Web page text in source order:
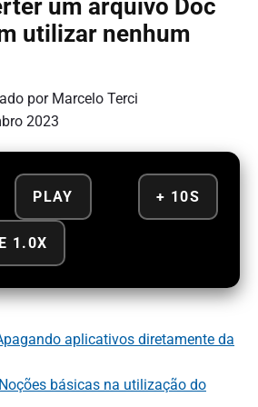
um arquivo Doc
utilizar nenhum
por Marcelo Terci
2023
PLAY + 10S
1.0X
aplicativos diretamente da
básicas na utilização do